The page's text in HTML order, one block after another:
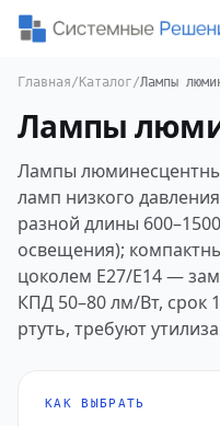
Главная/ Каталог/Лампы
Лампы
Лампы
ламп низкого
разной длины
освещения);
цоколем Е27/Е14 —
КПД 50–80 лм/Вт, срок
ртуть, требуют
КАК ВЫБРАТЬ